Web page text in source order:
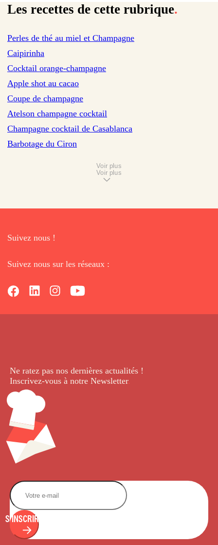
Les recettes de cette rubrique.
Perles de thé au miel et Champagne
sur 22 avis
Caipirinha
sur 501 avis
Cocktail orange-champagne
sur 15 avis
Apple shot au cacao
Coupe de champagne
Atelson champagne cocktail
Champagne cocktail de Casablanca
Barbotage du Ciron
Voir plus
Voir plus
Suivez nous !
Suivez nous sur les réseaux :
Ne ratez pas nos dernières actualités !
Inscrivez-vous à notre Newsletter.
S'INSCRIRE